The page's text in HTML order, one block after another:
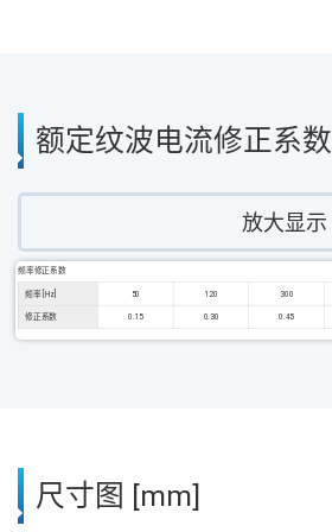
额定纹波电流修正系数
放大显示
频率修正系数
频率 [Hz] 50 120 300
修正系数 0.15 0.30 0.45
尺寸图 [mm]